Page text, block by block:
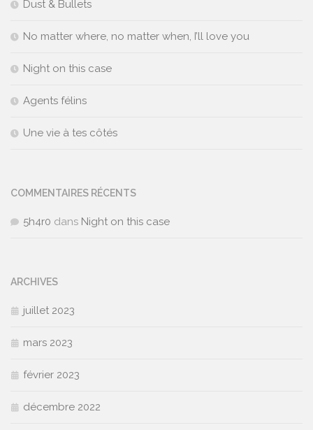
Dust & Bullets
No matter where, no matter when, I’ll love you
Night on this case
Agents félins
Une vie à tes côtés
COMMENTAIRES RÉCENTS
5h4r0 dans Night on this case
ARCHIVES
juillet 2023
mars 2023
février 2023
décembre 2022